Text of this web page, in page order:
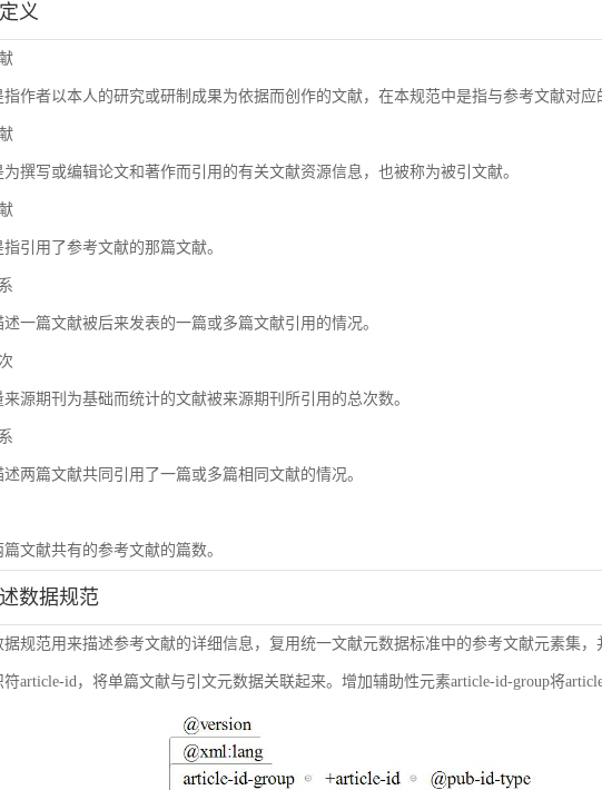
义
指作者以本人的研究或研制成果为依据而创作的文献，在本规范中是指与参考文献对应
撰写或编辑论文和著作而引用的有关文献资源信息，也被称为被引文献。
引用了参考文献的那篇文献。
一篇文献被后来发表的一篇或多篇文献引用的情况。
源期刊为基础而统计的文献被来源期刊所引用的总次数。
两篇文献共同引用了一篇或多篇相同文献的情况。
文献共有的参考文献的篇数。
数据规范
据规范用来描述参考文献的详细信息，复用统一文献元数据标准中的参考文献元素集
article-id，将单篇文献与引文元数据关联起来。增加辅助性元素article-id-group将